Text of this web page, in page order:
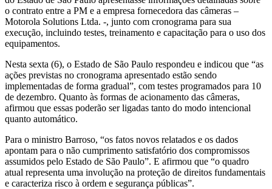
o contrato entre a PM e a empresa fornecedora das câmeras –
Motorola Solutions Ltda. -, junto com cronograma para sua
execução, incluindo testes, treinamento e capacitação para o uso dos
equipamentos.
Nesta sexta (6), o Estado de São Paulo respondeu e indicou que “as
ações previstas no cronograma apresentado estão sendo
implementadas de forma gradual”, com testes programados para 10
de dezembro. Quanto às formas de acionamento das câmeras,
afirmou que essas poderão ser ligadas tanto do modo intencional
quanto automático.
Para o ministro Barroso, “os fatos novos relatados e os dados
apontam para o não cumprimento satisfatório dos compromissos
assumidos pelo Estado de São Paulo”. E afirmou que “o quadro
atual representa uma involução na proteção de direitos fundamentais
e caracteriza risco à ordem e segurança públicas”.